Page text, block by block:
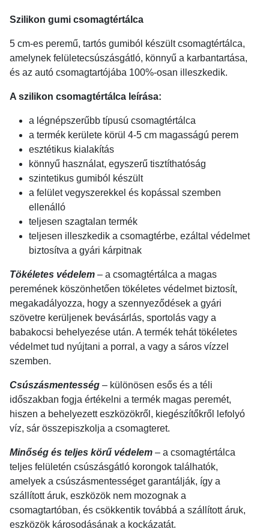
Szilikon gumi csomagtértálca
5 cm-es peremű, tartós gumiból készült csomagtértálca,
amelynek felületecsúszásgátló, könnyű a karbantartása,
és az autó csomagtartójába 100%-osan illeszkedik.
A szilikon csomagtértálca leírása:
a légnépszerűbb típusú csomagtértálca
a termék kerülete körül 4-5 cm magasságú perem
esztétikus kialakítás
könnyű használat, egyszerű tisztíthatóság
szintetikus gumiból készült
a felület vegyszerekkel és kopással szemben
ellenálló
teljesen szagtalan termék
teljesen illeszkedik a csomagtérbe, ezáltal védelmet
biztosítva a gyári kárpitnak
Tökéletes védelem – a csomagtértálca a magas
peremének köszönhetően tökéletes védelmet biztosít,
megakadályozza, hogy a szennyeződések a gyári
szövetre kerüljenek bevásárlás, sportolás vagy a
babakocsi behelyezése után. A termék tehát tökéletes
védelmet tud nyújtani a porral, a vagy a sáros vízzel
szemben.
Csúszásmentesség – különösen esős és a téli
időszakban fogja értékelni a termék magas peremét,
hiszen a behelyezett eszközökről, kiegészítőkről lefolyó
víz, sár összepiszkolja a csomagteret.
Minőség és teljes körű védelem – a csomagtértálca
teljes felületén csúszásgátló korongok találhatók,
amelyek a csúszásmentességet garantálják, így a
szállított áruk, eszközök nem mozognak a
csomagtartóban, és csökkentik továbbá a szállított áruk,
eszközök károsodásának a kockázatát.